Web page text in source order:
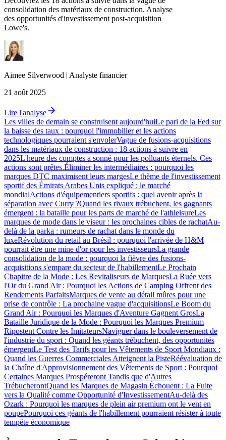
consolidation des matériaux de construction. Analyse
des opportunités d'investissement post-acquisition
Lowe's.
Aimee Silverwood | Analyste financier
21 août 2025
Lire l'analyse
Les villes de demain se construisent aujourd'huiLe pari de la Fed sur
la baisse des taux : pourquoi l'immobilier et les actions
technologiques pourraient s'envolerVague de fusions-acquisitions
dans les matériaux de construction : 18 actions à suivre en
2025L'heure des comptes a sonné pour les polluants éternels. Ces
actions sont prêtes.Éliminer les intermédiaires : pourquoi les
marques DTC maximisent leurs margesLe thème de l'investissement
sportif des Émirats Arabes Unis expliqué : le marché
mondialActions d'équipementiers sportifs : quel avenir après la
séparation avec Curry ?Quand les rivaux trébuchent, les gagnants
émergent : la bataille pour les parts de marché de l'athleisureLes
marques de mode dans le viseur : les prochaines cibles de rachatAu-
delà de la parka : rumeurs de rachat dans le monde du
luxeRévolution du retail au Brésil : pourquoi l'arrivée de H&M
pourrait être une mine d'or pour les investisseursLa grande
consolidation de la mode : pourquoi la fièvre des fusions-
acquisitions s'empare du secteur de l'habillementLe Prochain
Chapitre de la Mode : Les Revitaliseurs de MarquesLa Ruée vers
l'Or du Grand Air : Pourquoi les Actions de Camping Offrent des
Rendements ParfaitsMarques de vente au détail mûres pour une
prise de contrôle : La prochaine vague d'acquisitionsLe Boom du
Grand Air : Pourquoi les Marques d'Aventure Gagnent GrosLa
Bataille Juridique de la Mode : Pourquoi les Marques Premium
Ripostent Contre les ImitateursNaviguer dans le bouleversement de
l'industrie du sport : Quand les géants trébuchent, des opportunités
émergentLe Test des Tarifs pour les Vêtements de Sport Mondiaux :
Quand les Guerres Commerciales Atteignent la PisteRéévaluation de
la Chaîne d'Approvisionnement des Vêtements de Sport : Pourquoi
Certaines Marques Prospéreront Tandis que d'Autres
TrébucherontQuand les Marques de Magasin Échouent : La Fuite
vers la Qualité comme Opportunité d'InvestissementAu-delà des
Ozark : Pourquoi les marques de plein air premium ont le vent en
poupePourquoi ces géants de l'habillement pourraient résister à toute
tempête économique